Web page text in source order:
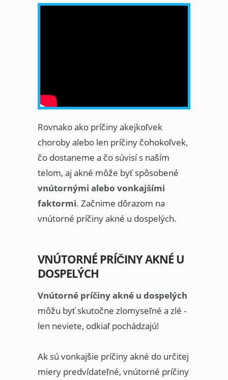
Rovnako ako príčiny akejkoľvek
choroby alebo len príčiny čohokoľvek,
čo dostaneme a čo súvisí s naším
telom, aj akné môže byť spôsobené
vnútornými alebo vonkajšími
faktormi. Začnime dôrazom na
vnútorné príčiny akné u dospelých.
VNÚTORNÉ PRÍČINY AKNÉ U
DOSPELÝCH
Vnútorné príčiny akné u dospelých
môžu byť skutočne zlomyseľné a zlé -
len neviete, odkiaľ pochádzajú!
Ak sú vonkajšie príčiny akné do určitej
miery predvídateľné, vnútorné príčiny